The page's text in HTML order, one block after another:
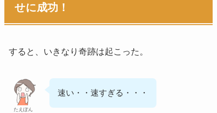
せに成功！
すると、いきなり奇跡は起こった。
たえぽん
速い・・速すぎる・・・